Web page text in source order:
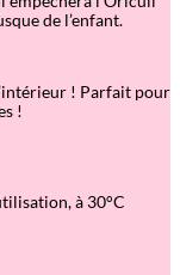
de l’enfant.
! Parfait pour
!
à 30°C